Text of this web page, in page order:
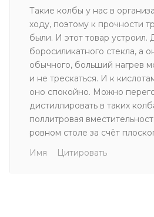
Такие колбы у нас в
ходу, поэтому к прочности
были. И этот товар устроил.
боросиликатного стекла, а
обычного, больший нагрев
и не трескаться. И к
оно спокойно. Можно
дистиллировать в таких
поллитровая
ровном столе за счёт
Имя
Цитировать